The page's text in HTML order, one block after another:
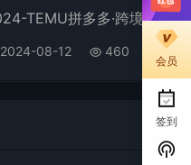
2024-TEMU拼多多·跨境开店、运营、选品（25节视频课）
2024-08-12 460
会员
签到